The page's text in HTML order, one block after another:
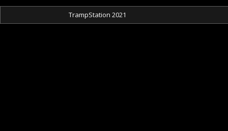
TrampStation 2021